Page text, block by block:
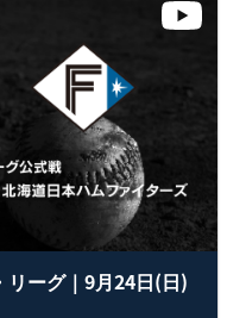
リーグ｜9月24日(日)